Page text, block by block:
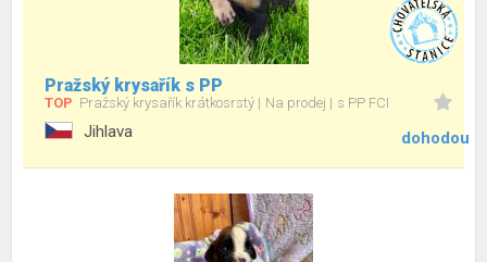
Pražský krysařík s PP
TOP Pražský krysařík krátkosrstý Na prodej s PP FCI
Jihlava dohodou